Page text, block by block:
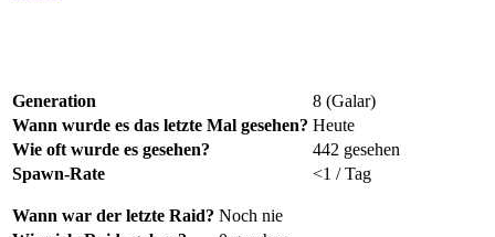
Generation
8 (Galar)
Wann wurde es das letzte Mal gesehen? Heute
Wie oft wurde es gesehen?
442 gesehen
Spawn-Rate
<1 / Tag
Wann war der letzte Raid? Noch nie